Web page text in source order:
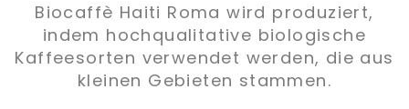
Biocaffè Haiti Roma wird produziert,
indem hochqualitative biologische
Kaffeesorten verwendet werden, die aus
kleinen Gebieten stammen.